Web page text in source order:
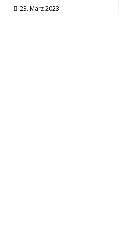
23. März 2023